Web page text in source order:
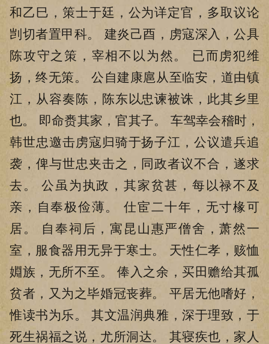
和乙巳，策士于廷，公为详定官，多取议论
剀切者置甲科。 建炎己酉，虏寇深入，公具
陈攻守之策，宰相不以为然。 已而虏犯维
扬，终无策。 公自建康扈从至临安，道由镇
江，从容奏陈，陈东以忠谏被诛，此其乡里
也。 即命赉其家，官其子。 车驾幸会稽时，
韩世忠邀击虏寇归骑于扬子江，公议遣兵追
袭，俾与世忠夹击之，同政者议不合，遂求
去。 公虽为执政，其家贫甚，每以禄不及
亲，自奉极俭薄。 仕宦二十年，无寸椽可
居。 自奉祠后，寓昆山惠严僧舍，萧然一
室，服食器用无异于寒士。 天性仁孝，赅恤
婣族，无所不至。 俸入之余，买田赡给其孤
贫者，又为之毕婚冠丧葬。 平居无他嗜好，
惟读书为乐。 其文温润典雅，深于理致，于
死生祸福之说，尤所洞达。 其寝疾也，家人